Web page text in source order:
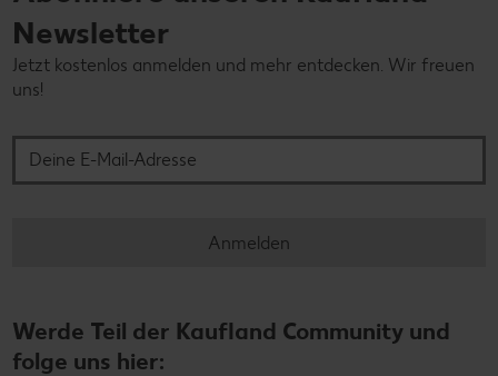
Newsletter
Jetzt kostenlos anmelden und mehr entdecken. Wir freuen
uns!
Anmelden
Werde Teil der Kaufland Community und
folge uns hier: